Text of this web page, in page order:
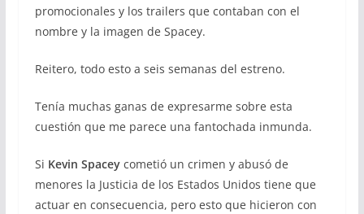
promocionales y los trailers que contaban con el
nombre y la imagen de Spacey.
Reitero, todo esto a seis semanas del estreno.
Tenía muchas ganas de expresarme sobre esta
cuestión que me parece una fantochada inmunda.
Si Kevin Spaceycometió un crimen y abusó de
menores la Justicia de los Estados Unidos tiene que
actuar en consecuencia, pero esto que hicieron con